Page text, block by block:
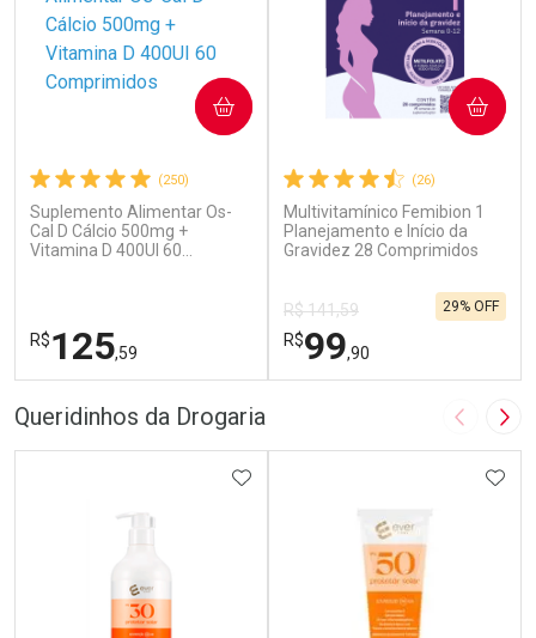
(250)
Suplemento Alimentar Os-
Cal D Cálcio 500mg +
Vitamina D 400UI 60
R$125,59
COMPRAR
(26)
Multivitamínico Femibion 1
Planejamento e Início da
Gravidez 28 Comprimidos
R$ 141,59
R$99,90
29% OFF
COMPRAR
Queridinhos da Drogaria Imagem
ADICIONAR AOS FAVORITOS